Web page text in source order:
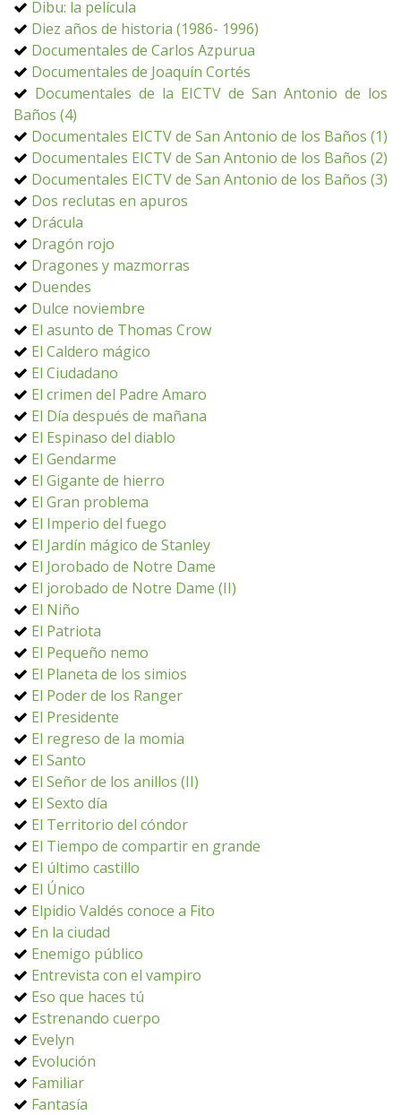
Dibu: la película
Diez años de historia (1986- 1996)
Documentales de Carlos Azpurua
Documentales de Joaquín Cortés
Documentales de la EICTV de San Antonio de los
Baños (4)
Documentales EICTV de San Antonio de los Baños (1)
Documentales EICTV de San Antonio de los Baños (2)
Documentales EICTV de San Antonio de los Baños (3)
Dos reclutas en apuros
Drácula
Dragón rojo
Dragones y mazmorras
Duendes
Dulce noviembre
El asunto de Thomas Crow
El Caldero mágico
El Ciudadano
El crimen del Padre Amaro
El Día después de mañana
El Espinaso del diablo
El Gendarme
El Gigante de hierro
El Gran problema
El Imperio del fuego
El Jardín mágico de Stanley
El Jorobado de Notre Dame
El jorobado de Notre Dame (II)
El Niño
El Patriota
El Pequeño nemo
El Planeta de los simios
El Poder de los Ranger
El Presidente
El regreso de la momia
El Santo
El Señor de los anillos (II)
El Sexto día
El Territorio del cóndor
El Tiempo de compartir en grande
El último castillo
El Único
Elpidio Valdés conoce a Fito
En la ciudad
Enemigo público
Entrevista con el vampiro
Eso que haces tú
Estrenando cuerpo
Evelyn
Evolución
Familiar
Fantasía